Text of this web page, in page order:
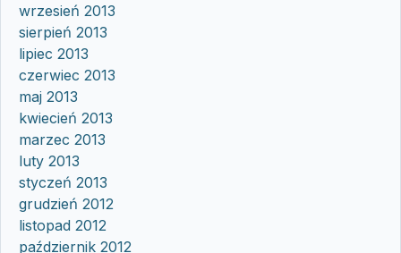
wrzesień 2013
sierpień 2013
lipiec 2013
czerwiec 2013
maj 2013
kwiecień 2013
marzec 2013
luty 2013
styczeń 2013
grudzień 2012
listopad 2012
październik 2012